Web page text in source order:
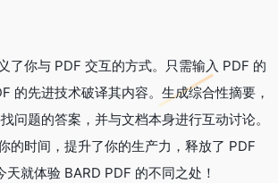
了你与 PDF 交互的方式。只需输入 PDF 的
的先进技术破译其内容。生成综合性摘要，
问题的答案，并与文档本身进行互动讨论。
的时间，提升了你的生产力，释放了 PDF
就体验 BARD PDF 的不同之处！